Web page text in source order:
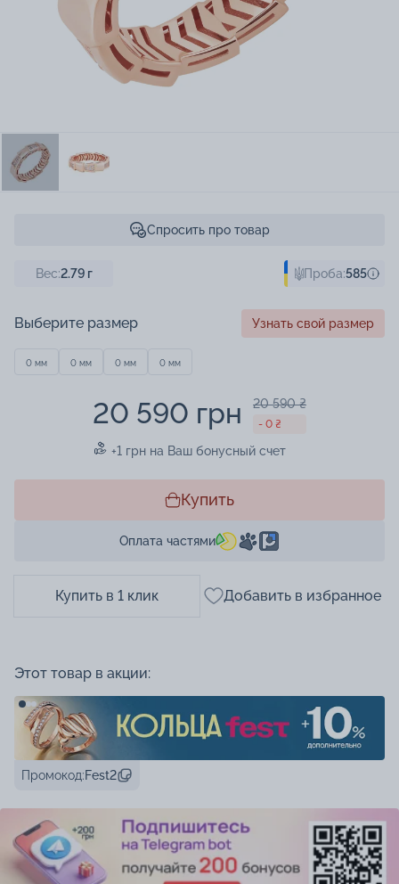
Спросить про товар
Вес:2.79г Проба:585
Выберите размер Узнать свой размер
0 мм 0 мм 0 мм 0 мм
20 590 грн 20 590 ₴
- 0 ₴
+1 грн на Ваш бонусный счет
Купить
Оплата частями
Купить в 1 клик Добавить в избранное
Этот товар в акции:
Промокод:Fest2